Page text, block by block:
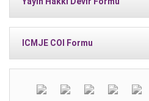
ICMJE COI Formu